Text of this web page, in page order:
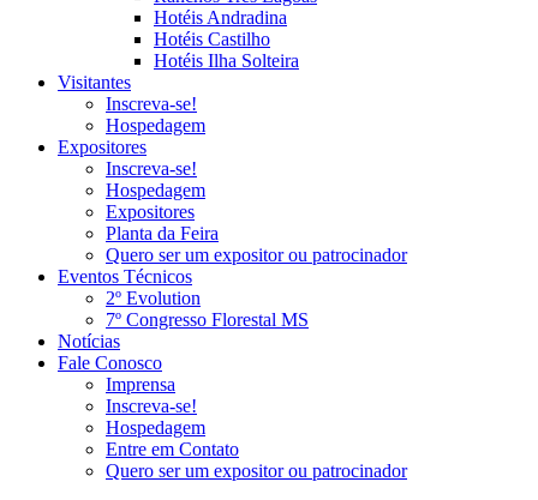
Hotéis Andradina
Hotéis Castilho
Hotéis Ilha Solteira
Visitantes
Inscreva-se!
Hospedagem
Expositores
Inscreva-se!
Hospedagem
Expositores
Planta da Feira
Quero ser um expositor ou patrocinador
Eventos Técnicos
2º Evolution
7º Congresso Florestal MS
Notícias
Fale Conosco
Imprensa
Inscreva-se!
Hospedagem
Entre em Contato
Quero ser um expositor ou patrocinador